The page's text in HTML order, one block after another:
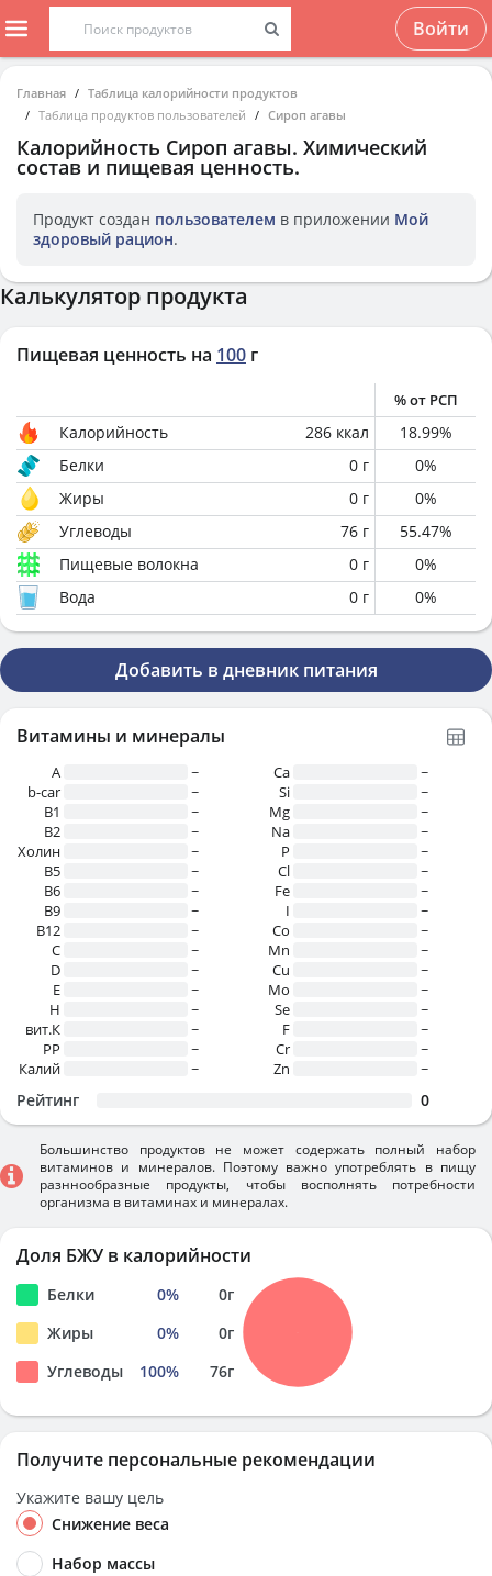
Войти
Главная
Таблица калорийности продуктов
Таблица продуктов пользователей
Сироп агавы
Калорийность Сироп агавы. Химический
состав и пищевая ценность.
Продукт создан пользователем в приложении Мой
здоровый рацион.
Калькулятор продукта
Пищевая ценность на 100 г
% от РСП
Калорийность 286 ккал 18.99%
Белки
0 г 0%
Жиры
0 г 0%
Углеводы
76 г 55.47%
Пищевые волокна
0 г 0%
Вода
0 г 0%
Добавить в дневник питания
Витамины и минералы
A
~
b-car
~
В1
~
B2
~
Холин
~
B5
~
B6
~
B9
~
B12
~
C
~
D
~
E
~
H
~
вит.К
~
PP
~
Калий
~
Ca
~
Si
~
Mg
~
Na
~
P
~
Cl
~
Fe
~
I
~
Co
~
Mn
~
Cu
~
Mo
~
Se
~
F
~
Cr
~
Zn
~
Рейтинг 0
Большинство продуктов не может содержать полный набор
витаминов и минералов. Поэтому важно употреблять в пищу
разннообразные продукты, чтобы восполнять потребности
организма в витаминах и минералах.
Доля БЖУ в калорийности
Белки 0% 0г
Жиры
0% 0г
Углеводы
100% 76г
Получите персональные рекомендации
Укажите вашу цель
Снижение веса
Набор массы